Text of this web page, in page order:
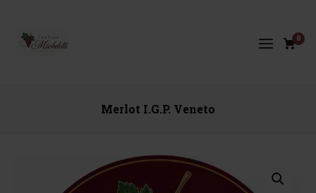
0
Merlot I.G.P. Veneto